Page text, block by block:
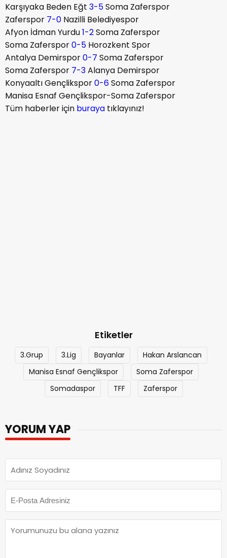
Karşıyaka Beden Eğt 3-5Soma Zaferspor
Zaferspor 7-0 Nazilli Belediyespor
Afyon İdman Yurdu1-2Soma Zaferspor
Soma Zaferspor0-5 Horozkent Spor
Antalya Demirspor0-7 Soma Zaferspor
Soma Zaferspor 7-3Alanya Demirspor
Konyaaltı Gençlikspor0-6Soma Zaferspor
Manisa Esnaf Gençlikspor-Soma Zaferspor
Tüm haberler için buraya tıklayınız!
Etiketler
3.Grup 3.Lig Bayanlar
Hakan Arslancan
Manisa Esnaf Gençlikspor
Soma Zaferspor
Somadaspor
TFF Zaferspor
YORUM YAP